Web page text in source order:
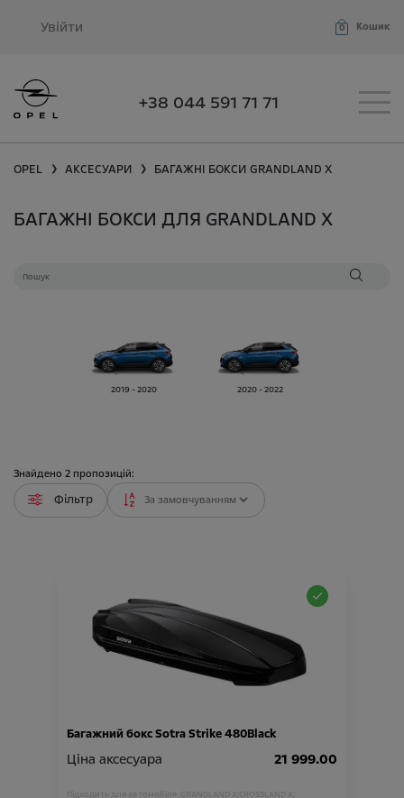
Увійти 0 Кошик
+38 044 591 71 71
OPEL ❯ АКСЕСУАРИ ❯ БАГАЖНІ БОКСИ GRANDLAND X
БАГАЖНІ БОКСИ ДЛЯ GRANDLAND X
2019 - 2020 2020 - 2022
Знайдено 2 пропозицій:
Фільтр
Багажний бокс Sotra Strike 480Black
Ціна аксесуара 21 999.00
Підходить для автомобіля : GRANDLAND X; CROSSLAND X;